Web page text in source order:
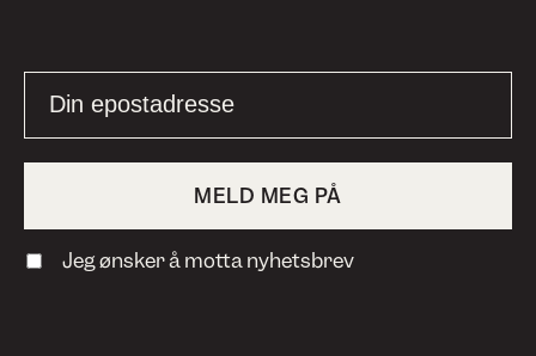
Jeg ønsker å motta nyhetsbrev